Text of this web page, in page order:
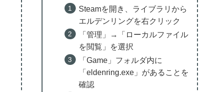
Steamを開き、ライブラリから
エルデンリングを右クリック
「管理」→「ローカルファイル
を閲覧」を選択
「Game」フォルダ内に
「eldenring.exe」があることを
確認